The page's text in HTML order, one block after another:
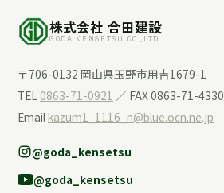
株式会社 合田建設
GODA KENSETSU CO.,LTD.
〒706-0132 岡山県玉野市用吉1679-1
TEL 0863-71-0921 ／ FAX 0863-71-4330
Email kazum1_1116_n@blue.ocn.ne.jp
@goda_kensetsu
@goda_kensetsu